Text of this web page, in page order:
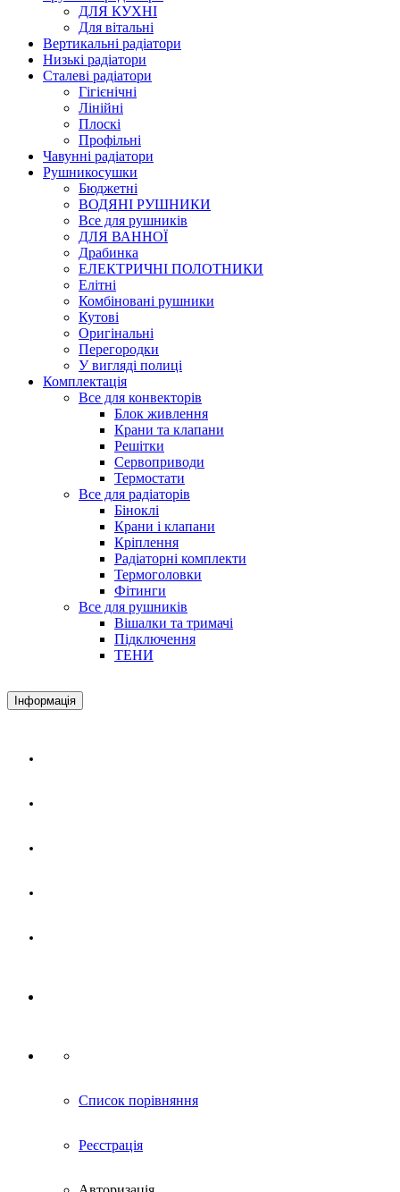
ДЛЯ КУХНІ
Для вітальні
Вертикальні радіатори
Низькі радіатори
Сталеві радіатори
Гігієнічні
Лінійні
Плоскі
Профільні
Чавунні радіатори
Рушникосушки
Бюджетні
ВОДЯНІ РУШНИКИ
Все для рушників
ДЛЯ ВАННОЇ
Драбинка
ЕЛЕКТРИЧНІ ПОЛОТНИКИ
Елітні
Комбіновані рушники
Кутові
Оригінальні
Перегородки
У вигляді полиці
Комплектація
Все для конвекторів
Блок живлення
Крани та клапани
Решітки
Сервоприводи
Термостати
Все для радіаторів
Біноклі
Крани і клапани
Кріплення
Радіаторні комплекти
Термоголовки
Фітинги
Все для рушників
Вішалки та тримачі
Підключення
ТЕНИ
Інформація
Список порівняння
Реєстрація